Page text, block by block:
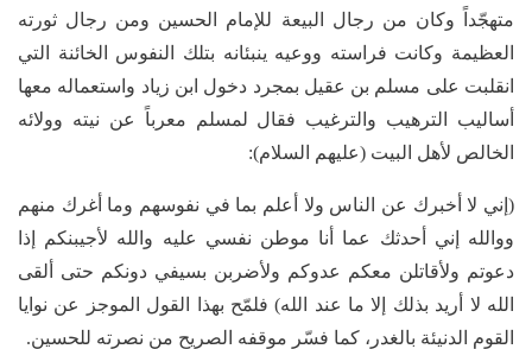
متهجّداً وكان من رجال البيعة للإمام الحسين ومن رجال ثورته
العظيمة وكانت فراسته ووعيه ينبئانه بتلك النفوس الخائنة التي
انقلبت على مسلم بن عقيل بمجرد دخول ابن زياد واستعماله معها
أساليب الترهيب والترغيب فقال لمسلم معرباً عن نيته وولائه
الخالص لأهل البيت (عليهم السلام):
(إني لا أخبرك عن الناس ولا أعلم بما في نفوسهم وما أغرك منهم
ووالله إني أحدثك عما أنا موطن نفسي عليه والله لأجيبنكم إذا
دعوتم ولأقاتلن معكم عدوكم ولأضربن بسيفي دونكم حتى ألقى
الله لا أريد بذلك إلا ما عند الله) فلمّح بهذا القول الموجز عن نوايا
القوم الدنيئة بالغدر، كما فسّر موقفه الصريح من نصرته للحسين.